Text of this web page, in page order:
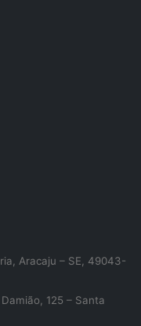
Aracaju – SE, 49043-
Damião, 125 – Santa